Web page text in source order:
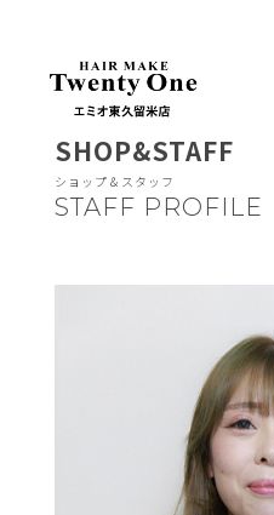
SHOP&STAFF
ショップ＆スタッフ
STAFF PROFILE